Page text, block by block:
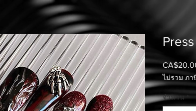
ไม่รวม ภา
จำนวน *